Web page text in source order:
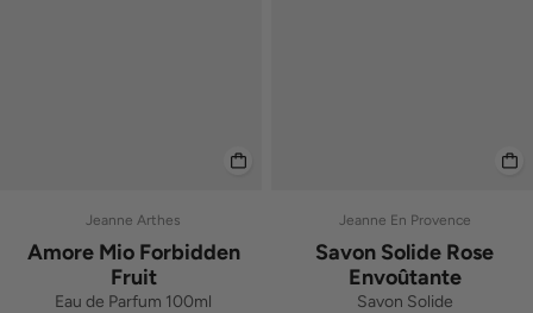
Jeanne Arthes
Amore Mio Forbidden
Fruit
Eau de Parfum 100ml
Jeanne En Provence
Savon Solide Rose
Envoûtante
Savon Solide